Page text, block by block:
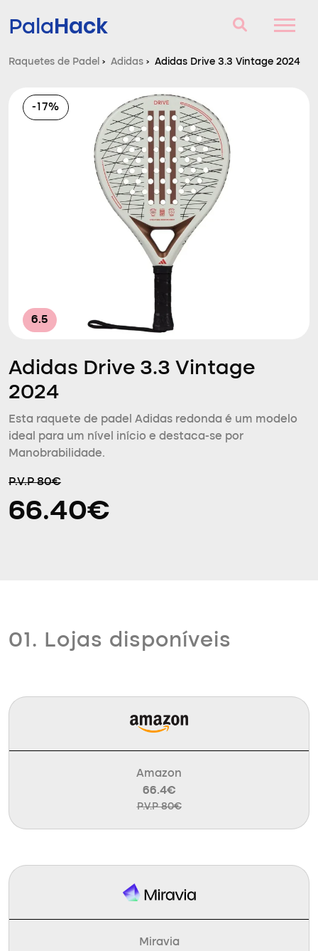
PalaHack
Perguntas e respostas
Comparador
Raquetes de Padel › Adidas › Adidas Drive 3.3 Vintage 2024
-17%
6.5
Adidas Drive 3.3 Vintage
2024
Esta raquete de padel Adidas redonda é um modelo
ideal para um nível início e destaca-se por
Manobrabilidade.
P.V.P 80€
66.40€
01. Lojas disponíveis
Amazon
66.4€
P.V.P 80€
Miravia